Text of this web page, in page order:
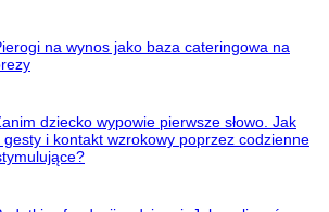
na wynos jako baza cateringowa na
dziecko wypowie pierwsze słowo. Jak
gesty i kontakt wzrokowy poprzez codzienne